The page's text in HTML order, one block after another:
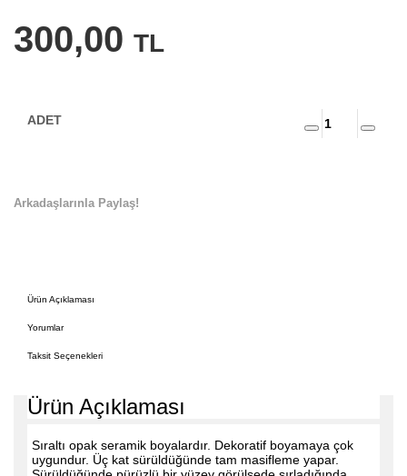
300,00 TL
Arkadaşlarınla Paylaş!
Ürün Açıklaması
Yorumlar
Taksit Seçenekleri
Ürün Açıklaması
Sıraltı opak seramik boyalardır. Dekoratif boyamaya çok
uygundur. Üç kat sürüldüğünde tam masifleme yapar.